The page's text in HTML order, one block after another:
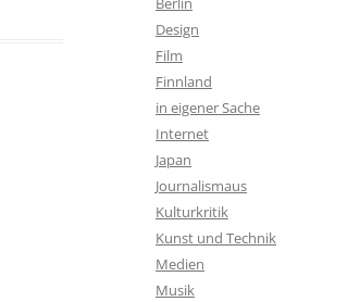
Design
Film
Finnland
in eigener Sache
Internet
Japan
Journalismaus
Kulturkritik
Kunst und Technik
Medien
Musik